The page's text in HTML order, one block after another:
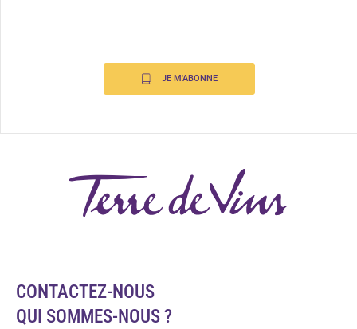
JE M'ABONNE
CONTACTEZ-NOUS
QUI SOMMES-NOUS ?